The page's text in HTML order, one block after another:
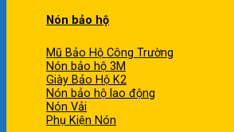
Nón bảo hộ
Mũ Bảo Hộ Công Trường
Nón bảo hộ 3M
Giày Bảo Hộ K2
Nón bảo hộ lao động
Nón Vải
Phụ Kiện Nón